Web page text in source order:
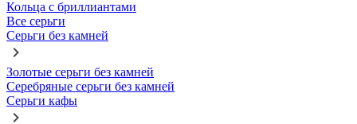
Кольца с бриллиантами
Все серьги
Серьги без камней
Золотые серьги без камней
Серебряные серьги без камней
Серьги кафы